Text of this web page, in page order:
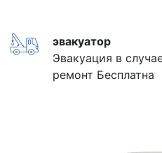
эвакуатор
Эвакуация в
ремонт Бесплатна